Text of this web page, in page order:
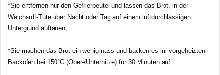
*Sie entfernen nur den Gefrierbeutel und lassen das Brot, in der
Weichardt-Tüte über Nacht oder Tag auf einem luftdurchlässigen
Untergrund auftauen,
*Sie machen das Brot ein wenig nass und backen es im vorgeheizten
Backofen bei 150°C (Ober-/Unterhitze) für 30 Minuten auf.